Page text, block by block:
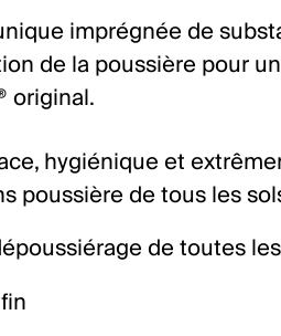
imprégnée de
de la poussière pour
original.
hygiénique et
poussière de tous les
de toutes